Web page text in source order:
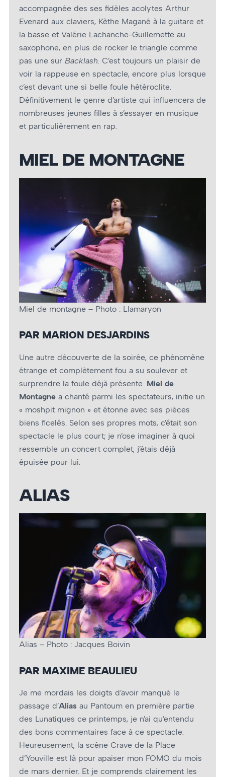
accompagnée des ses fidèles acolytes Arthur
Evenard aux claviers, Kèthe Magané à la guitare et
la basse et Valérie Lachanche-Guillemette au
saxophone, en plus de rocker le triangle comme
pas une sur Backlash. C’est toujours un plaisir de
voir la rappeuse en spectacle, encore plus lorsque
c’est devant une si belle foule hétéroclite.
Définitivement le genre d’artiste qui influencera de
nombreuses jeunes filles à s’essayer en musique
et particulièrement en rap.
MIEL DE MONTAGNE
Miel de montagne – Photo : Llamaryon
PAR MARION DESJARDINS
Une autre découverte de la soirée, ce phénomène
étrange et complètement fou a su soulever et
surprendre la foule déjà présente. Miel de
Montagne a chanté parmi les spectateurs, initie un
« moshpit mignon » et étonne avec ses pièces
biens ficelés. Selon ses propres mots, c’était son
spectacle le plus court; je n’ose imaginer à quoi
ressemble un concert complet, j’étais déjà
épuisée pour lui.
ALIAS
Alias – Photo : Jacques Boivin
PAR MAXIME BEAULIEU
Je me mordais les doigts d’avoir manqué le
passage d’Alias au Pantoum en première partie
des Lunatiques ce printemps, je n’ai qu’entendu
des bons commentaires face à ce spectacle.
Heureusement, la scène Crave de la Place
d’Youville est là pour apaiser mon FOMO du mois
de mars dernier. Et je comprends clairement les